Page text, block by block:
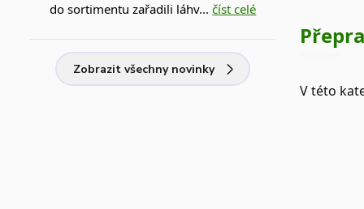
V této
do sortimentu zařadili láhv...číst celé
Zobrazit všechny novinky